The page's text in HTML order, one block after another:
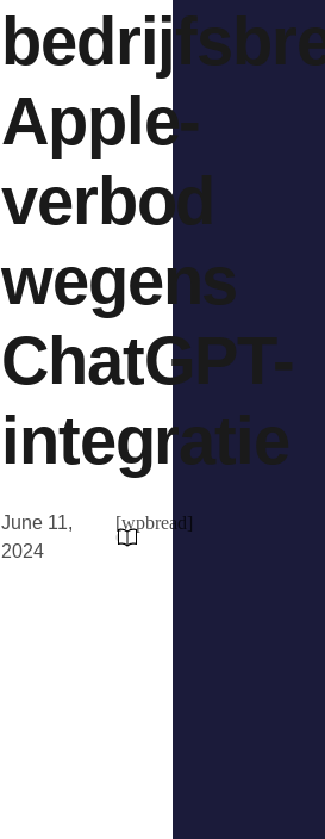
Apple-
verbod
wegens
ChatGPT-
integratie
June 11,
2024
[wpbread]